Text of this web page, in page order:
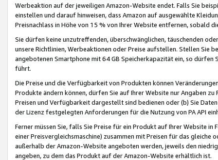
Werbeaktion auf der jeweiligen Amazon-Website endet. Falls Sie
einstellen und darauf hinweisen, dass Amazon auf ausgewählte
Preisnachlass in Höhe von 15 % von Ihrer Website entfernen, sobald
Sie dürfen keine unzutreffenden, überschwänglichen, täuschenden
unsere Richtlinien, Werbeaktionen oder Preise aufstellen. Stellen Sie
angebotenen Smartphone mit 64 GB Speicherkapazität ein, so dürfen
führt.
Die Preise und die Verfügbarkeit von Produkten können
Produkte ändern können, dürfen Sie auf Ihrer Website nur Angaben
Preisen und Verfügbarkeit dargestellt sind bedienen oder (b) Sie
der Lizenz festgelegten Anforderungen für die Nutzung von PA API
Ferner müssen Sie, falls Sie Preise für ein Produkt auf Ihrer Website
einer Preisvergleichsmaschine) zusammen mit Preisen für das
außerhalb der Amazon-Website angeboten werden, jeweils den
angeben, zu dem das Produkt auf der Amazon-Website erhältlich ist.